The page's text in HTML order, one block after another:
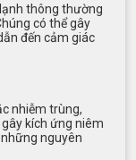
thông thường
có thể gây
đến cảm giác
nhiễm trùng,
kích ứng niêm
nguyên